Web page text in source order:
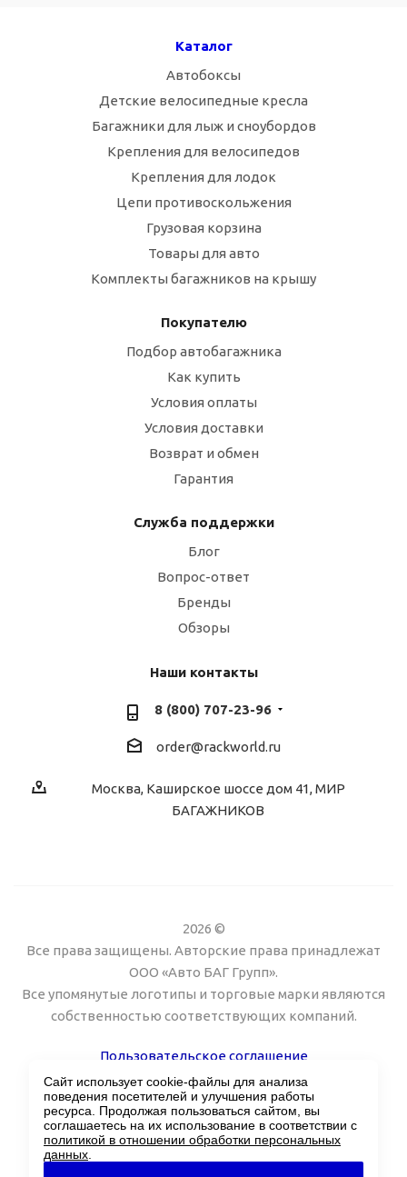
Каталог
Автобоксы
Детские велосипедные кресла
Багажники для лыж и сноубордов
Крепления для велосипедов
Крепления для лодок
Цепи противоскольжения
Грузовая корзина
Товары для авто
Комплекты багажников на крышу
Покупателю
Подбор автобагажника
Как купить
Условия оплаты
Условия доставки
Возврат и обмен
Гарантия
Служба поддержки
Блог
Вопрос-ответ
Бренды
Обзоры
Наши контакты
8 (800) 707-23-96
order@rackworld.ru
Москва, Каширское шоссе дом 41, МИР
БАГАЖНИКОВ
2026 ©
Все права защищены. Авторские права принадлежат
ООО «Авто БАГ Групп».
Все упомянутые логотипы и торговые марки являются
собственностью соответствующих компаний.
Пользовательское соглашение
Поддержка сайта Twin px
Сайт использует cookie-файлы для анализа
поведения посетителей и улучшения работы
ресурса. Продолжая пользоваться сайтом, вы
соглашаетесь на их использование в соответствии с
политикой в отношении обработки персональных
данных